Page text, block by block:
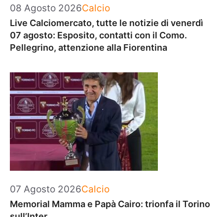
08 Agosto 2026Categorie
Calcio
Live Calciomercato, tutte le notizie di venerdì
07 agosto: Esposito, contatti con il Como.
Pellegrino, attenzione alla Fiorentina
07 Agosto 2026Categorie
Calcio
Memorial Mamma e Papà Cairo: trionfa il Torino